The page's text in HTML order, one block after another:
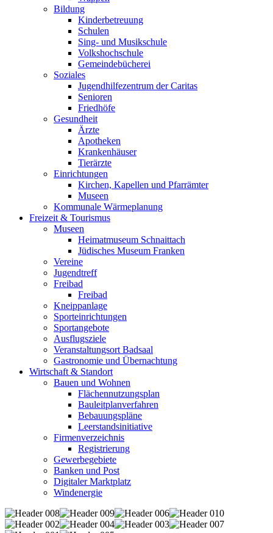
Bildung
Kinderbetreuung
Schulen
Sing- und Musikschule
Volkshochschule
Gemeindebücherei
Soziales
Jugendhilfezentrum der Caritas
Senioren
Friedhöfe
Gesundheit
Ärzte
Apotheken
Krankenhäuser
Tierärzte
Einrichtungen
Kirchen, Kapellen und Pfarrämter
Museen
Kommunale Wärmeplanung
Freizeit & Tourismus
Museen
Heimatmuseum Schnaittach
Jüdisches Museum Franken
Vereine
Jugendtreff
Freibad
Freibad
Kneippanlage
Sporteinrichtungen
Sportangebote
Ausflugsziele
Veranstaltungsort Badsaal
Gastronomie und Übernachtung
Wirtschaft & Standort
Bauen und Wohnen
Flächennutzungsplan
Bauleitplanverfahren
Bebauungspläne
Leerstandsinitiative
Firmenverzeichnis
Registrierung
Gewerbegebiete
Banken und Post
Digitaler Marktplatz
Windenergie